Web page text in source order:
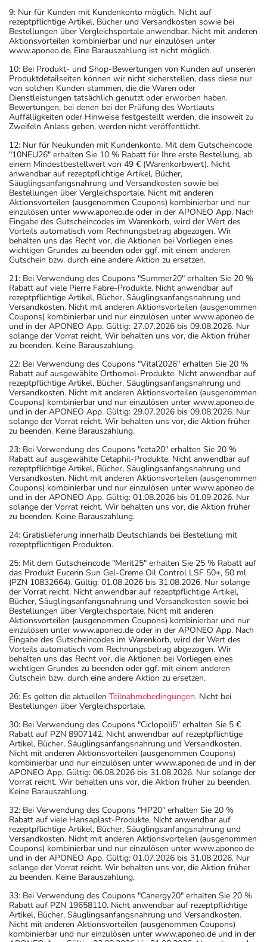
9: Nur für Kunden mit Kundenkonto möglich. Nicht auf
rezeptpflichtige Artikel, Bücher und Versandkosten sowie bei
Bestellungen über Vergleichsportale anwendbar. Nicht mit anderen
Aktionsvorteilen kombinierbar und nur einzulösen unter
www.aponeo.de. Eine Barauszahlung ist nicht möglich.
10: Bei Produkt- und Shop-Bewertungen von Kunden auf unseren
Produktdetailseiten können wir nicht sicherstellen, dass diese nur
von solchen Kunden stammen, die die Waren oder
Dienstleistungen tatsächlich genutzt oder erworben haben.
Bewertungen, bei denen bei der Prüfung des Wortlauts
Auffälligkeiten oder Hinweise festgestellt werden, die insoweit zu
Zweifeln Anlass geben, werden nicht veröffentlicht.
12: Nur für Neukunden mit Kundenkonto. Mit dem Gutscheincode
"10NEU26" erhalten Sie 10 % Rabatt für Ihre erste Bestellung, ab
einem Mindestbestellwert von 49 € (Warenkorbwert). Nicht
anwendbar auf rezeptpflichtige Artikel, Bücher,
Säuglingsanfangsnahrung und Versandkosten sowie bei
Bestellungen über Vergleichsportale. Nicht mit anderen
Aktionsvorteilen (ausgenommen Coupons) kombinierbar und nur
einzulösen unter www.aponeo.de oder in der APONEO App. Nach
Eingabe des Gutscheincodes im Warenkorb, wird der Wert des
Vorteils automatisch vom Rechnungsbetrag abgezogen. Wir
behalten uns das Recht vor, die Aktionen bei Vorliegen eines
wichtigen Grundes zu beenden oder ggf. mit einem anderen
Gutschein bzw. durch eine andere Aktion zu ersetzen.
21: Bei Verwendung des Coupons "Summer20" erhalten Sie 20 %
Rabatt auf viele Pierre Fabre-Produkte. Nicht anwendbar auf
rezeptpflichtige Artikel, Bücher, Säuglingsanfangsnahrung und
Versandkosten. Nicht mit anderen Aktionsvorteilen (ausgenommen
Coupons) kombinierbar und nur einzulösen unter www.aponeo.de
und in der APONEO App. Gültig: 27.07.2026 bis 09.08.2026. Nur
solange der Vorrat reicht. Wir behalten uns vor, die Aktion früher
zu beenden. Keine Barauszahlung.
22: Bei Verwendung des Coupons "Vital2026" erhalten Sie 20 %
Rabatt auf ausgewählte Orthomol-Produkte. Nicht anwendbar auf
rezeptpflichtige Artikel, Bücher, Säuglingsanfangsnahrung und
Versandkosten. Nicht mit anderen Aktionsvorteilen (ausgenommen
Coupons) kombinierbar und nur einzulösen unter www.aponeo.de
und in der APONEO App. Gültig: 29.07.2026 bis 09.08.2026. Nur
solange der Vorrat reicht. Wir behalten uns vor, die Aktion früher
zu beenden. Keine Barauszahlung.
23: Bei Verwendung des Coupons "ceta20" erhalten Sie 20 %
Rabatt auf ausgewählte Cetaphil-Produkte. Nicht anwendbar auf
rezeptpflichtige Artikel, Bücher, Säuglingsanfangsnahrung und
Versandkosten. Nicht mit anderen Aktionsvorteilen (ausgenommen
Coupons) kombinierbar und nur einzulösen unter www.aponeo.de
und in der APONEO App. Gültig: 01.08.2026 bis 01.09.2026. Nur
solange der Vorrat reicht. Wir behalten uns vor, die Aktion früher
zu beenden. Keine Barauszahlung.
24: Gratislieferung innerhalb Deutschlands bei Bestellung mit
rezeptpflichtigen Produkten.
25: Mit dem Gutscheincode "Merit25" erhalten Sie 25 % Rabatt auf
das Produkt Eucerin Sun Gel-Creme Oil Control LSF 50+, 50 ml
(PZN 10832664). Gültig: 01.08.2026 bis 31.08.2026. Nur solange
der Vorrat reicht. Nicht anwendbar auf rezeptpflichtige Artikel,
Bücher, Säuglingsanfangsnahrung und Versandkosten sowie bei
Bestellungen über Vergleichsportale. Nicht mit anderen
Aktionsvorteilen (ausgenommen Coupons) kombinierbar und nur
einzulösen unter www.aponeo.de oder in der APONEO App. Nach
Eingabe des Gutscheincodes im Warenkorb, wird der Wert des
Vorteils automatisch vom Rechnungsbetrag abgezogen. Wir
behalten uns das Recht vor, die Aktionen bei Vorliegen eines
wichtigen Grundes zu beenden oder ggf. mit einem anderen
Gutschein bzw. durch eine andere Aktion zu ersetzen.
26: Es gelten die aktuellen Teilnahmebedingungen. Nicht bei
Bestellungen über Vergleichsportale.
30: Bei Verwendung des Coupons "Ciclopoli5" erhalten Sie 5 €
Rabatt auf PZN 8907142. Nicht anwendbar auf rezeptpflichtige
Artikel, Bücher, Säuglingsanfangsnahrung und Versandkosten.
Nicht mit anderen Aktionsvorteilen (ausgenommen Coupons)
kombinierbar und nur einzulösen unter www.aponeo.de und in der
APONEO App. Gültig: 06.08.2026 bis 31.08.2026. Nur solange der
Vorrat reicht. Wir behalten uns vor, die Aktion früher zu beenden.
Keine Barauszahlung.
32: Bei Verwendung des Coupons "HP20" erhalten Sie 20 %
Rabatt auf viele Hansaplast-Produkte. Nicht anwendbar auf
rezeptpflichtige Artikel, Bücher, Säuglingsanfangsnahrung und
Versandkosten. Nicht mit anderen Aktionsvorteilen (ausgenommen
Coupons) kombinierbar und nur einzulösen unter www.aponeo.de
und in der APONEO App. Gültig: 01.07.2026 bis 31.08.2026. Nur
solange der Vorrat reicht. Wir behalten uns vor, die Aktion früher
zu beenden. Keine Barauszahlung.
33: Bei Verwendung des Coupons "Canergy20" erhalten Sie 20 %
Rabatt auf PZN 19658110. Nicht anwendbar auf rezeptpflichtige
Artikel, Bücher, Säuglingsanfangsnahrung und Versandkosten.
Nicht mit anderen Aktionsvorteilen (ausgenommen Coupons)
kombinierbar und nur einzulösen unter www.aponeo.de und in der